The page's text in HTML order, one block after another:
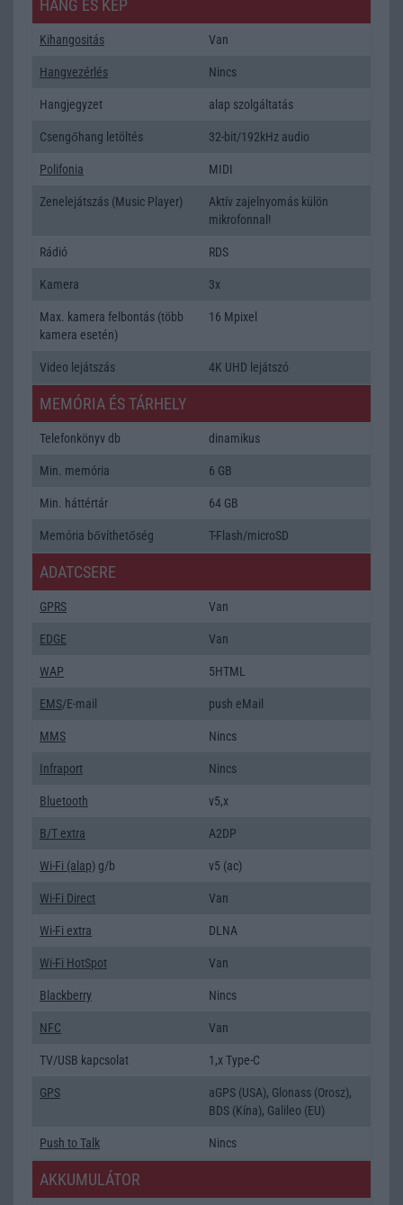
HANG ÉS KÉP
Kihangositás Van
Hangvezérlés Nincs
Hangjegyzet alap szolgáltatás
Csengőhang letöltés 32-bit/192kHz audio
Polifonia MIDI
Zenelejátszás (Music Player)
Aktív zajelnyomás külön
mikrofonnal!
Rádió RDS
Kamera 3x
Max. kamera felbontás (több
kamera esetén)
16 Mpixel
Video lejátszás 4K UHD lejátszó
MEMÓRIA ÉS TÁRHELY
Telefonkönyv db dinamikus
Min. memória 6 GB
Min. háttértár 64 GB
Memória bővíthetőség T-Flash/microSD
ADATCSERE
GPRS Van
EDGE Van
WAP 5HTML
EMS/E-mail push eMail
MMS Nincs
Infraport Nincs
Bluetooth v5,x
B/T extra A2DP
Wi-Fi (alap) g/b v5 (ac)
Wi-Fi Direct Van
Wi-Fi extra DLNA
Wi-Fi HotSpot Van
Blackberry Nincs
NFC Van
TV/USB kapcsolat 1,x Type-C
GPS
aGPS (USA), Glonass (Orosz),
BDS (Kína), Galileo (EU)
Push to Talk Nincs
AKKUMULÁTOR